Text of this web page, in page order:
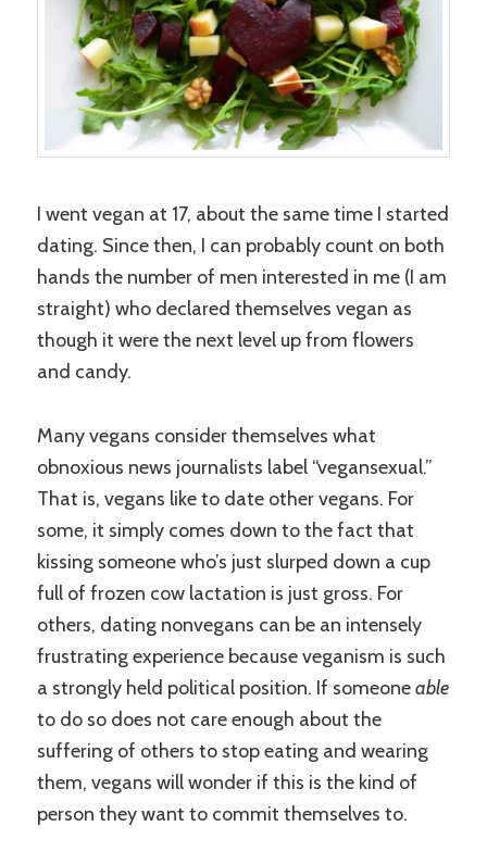
I went vegan at 17, about the same time I started
dating. Since then, I can probably count on both
hands the number of men interested in me (I am
straight) who declared themselves vegan as
though it were the next level up from flowers
and candy.
Many vegans consider themselves what
obnoxious news journalists label “vegansexual.”
That is, vegans like to date other vegans. For
some, it simply comes down to the fact that
kissing someone who’s just slurped down a cup
full of frozen cow lactation is just gross. For
others, dating nonvegans can be an intensely
frustrating experience because veganism is such
a strongly held political position. If someoneable
to do so does not care enough about the
suffering of others to stop eating and wearing
them, vegans will wonder if this is the kind of
person they want to commit themselves to.